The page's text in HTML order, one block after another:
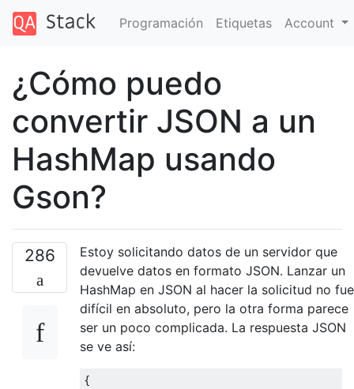
Programación Etiquetas Account
¿Cómo puedo
convertir JSON a un
HashMap usando
Gson?
286
Estoy solicitando datos de un servidor que
devuelve datos en formato JSON. Lanzar un
HashMap en JSON al hacer la solicitud no fue
difícil en absoluto, pero la otra forma parece
ser un poco complicada. La respuesta JSON
se ve así:
{